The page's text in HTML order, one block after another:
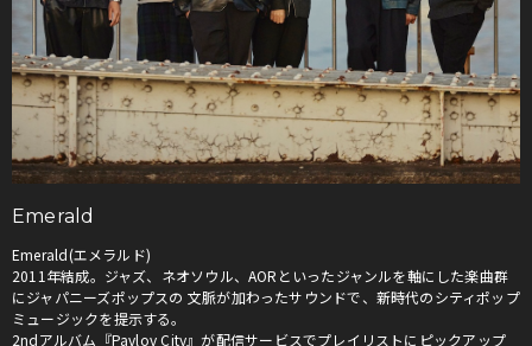
Emerald
Emerald(エメラルド)
2011年結成。ジャズ、ネオソウル、AORといったジャンルを軸にした楽曲群
にジャパニーズポップスの 文脈が加わったサウンドで、新時代のシティポップ
ミュージックを提示する。
2ndアルバム『Pavlov City』が配信サービスでプレイリストにピックアップ